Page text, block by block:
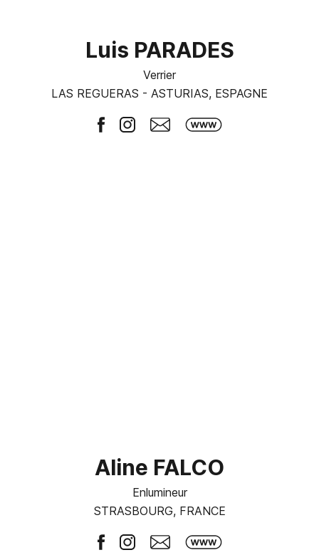
Luis PARADES
Verrier
LAS REGUERAS - ASTURIAS, ESPAGNE
Aline FALCO
Enlumineur
STRASBOURG, FRANCE